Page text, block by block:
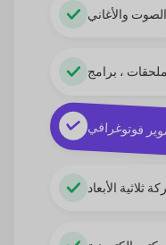
الصوت والأغاني
، برامج
فوتوغرافي
الأبعاد